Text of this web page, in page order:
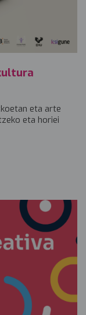
eta arte
eta horiei